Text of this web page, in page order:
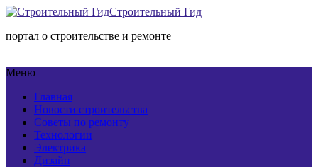
Строительный Гид
портал о строительстве и ремонте
Меню
Главная
Новости строительства
Советы по ремонту
Технологии
Электрика
Дизайн